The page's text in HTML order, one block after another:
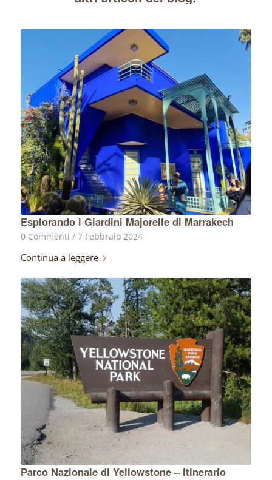
Esplorando i Giardini Majorelle di Marrakech
0 Commenti / 7 Febbraio 2024
Continua a leggere
Parco Nazionale di Yellowstone – itinerario